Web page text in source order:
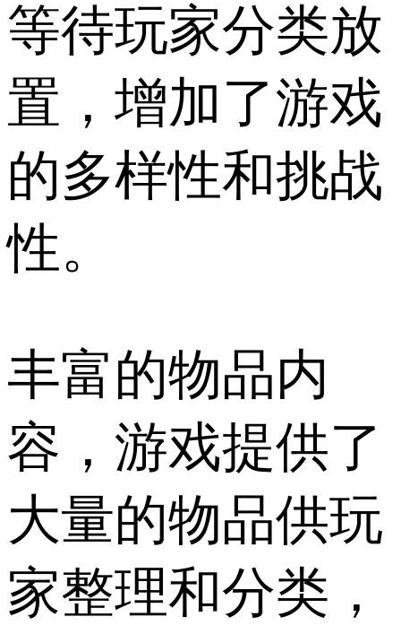
等待玩家分类放
置，增加了游戏
的多样性和挑战
性。
丰富的物品内
容，游戏提供了
大量的物品供玩
家整理和分类，